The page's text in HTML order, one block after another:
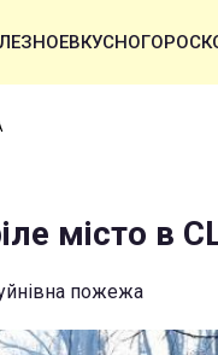
ВКУСНО
місто в
пожежа